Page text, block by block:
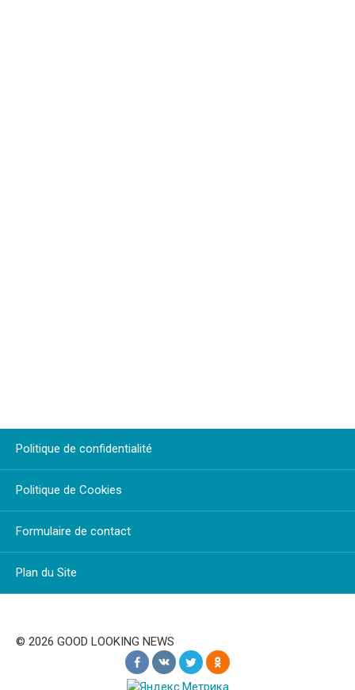
Politique de confidentialité
Politique de Cookies
Formulaire de contact
Plan du Site
© 2026 GOOD LOOKING NEWS